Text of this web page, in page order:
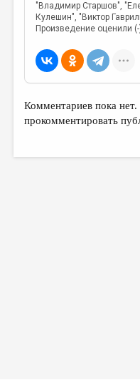
"Владимир Старшов",
Кулешин", "Виктор
Произведение оценили (-
Комментариев пока
прокомментировать